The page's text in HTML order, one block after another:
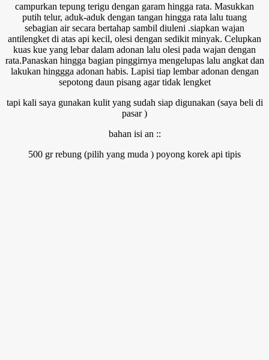
campurkan tepung terigu dengan garam hingga rata. Masukkan
putih telur, aduk-aduk dengan tangan hingga rata lalu tuang
sebagian air secara bertahap sambil diuleni .siapkan wajan
antilengket di atas api kecil, olesi dengan sedikit minyak. Celupkan
kuas kue yang lebar dalam adonan lalu olesi pada wajan dengan
rata.Panaskan hingga bagian pinggirnya mengelupas lalu angkat dan
lakukan hinggga adonan habis. Lapisi tiap lembar adonan dengan
sepotong daun pisang agar tidak lengket
tapi kali saya gunakan kulit yang sudah siap digunakan (saya beli di
pasar )
bahan isi an ::
500 gr rebung (pilih yang muda ) poyong korek api tipis